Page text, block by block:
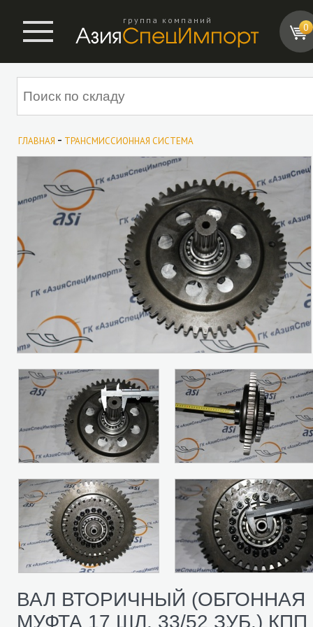
0
группа компаний
ГЛАВНАЯ - ТРАНСМИССИОННАЯ СИСТЕМА
ВАЛ ВТОРИЧНЫЙ (ОБГОННАЯ
МУФТА 17 ШЛ, 33/52 ЗУБ.) КПП